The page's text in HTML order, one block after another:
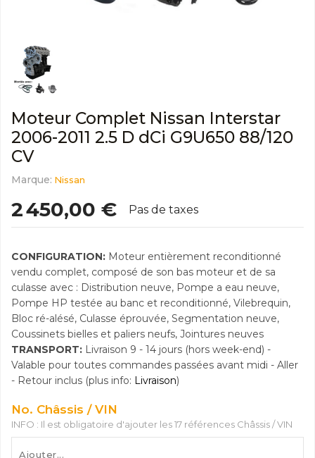
Moteur Complet Nissan Interstar
2006-2011 2.5 D dCi G9U650 88/120
CV
Marque: Nissan
2 450,00 € Pas de taxes
CONFIGURATION: Moteur entièrement reconditionné
vendu complet, composé de son bas moteur et de sa
culasse avec : Distribution neuve, Pompe a eau neuve,
Pompe HP testée au banc et reconditionné, Vilebrequin,
Bloc ré-alésé, Culasse éprouvée, Segmentation neuve,
Coussinets bielles et paliers neufs, Jointures neuves
TRANSPORT: Livraison 9 - 14 jours (hors week-end) -
Valable pour toutes commandes passées avant midi - Aller
- Retour inclus (plus info: Livraison)
No. Châssis / VIN
INFO : Il est obligatoire d'ajouter les 17 références Châssis / VIN